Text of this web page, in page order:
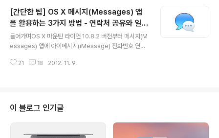
료하고 적용 방법을 정리해 블로그에 포스팅합니다. 작업
을 진행하면서 몇가지 시행 착오를 겪었는데 결과적으로
성공적으로 작업을 완료했습니다. 적용 방법을 소개해 드
리기 전에 몇가지 사전에 인지하고 계셔야 할 사항을 먼저
나열해 보겠습니다.1. 상업적인 판단에서건 아니면 기술적
인 문제 때문이건 애플은 2012 맥미니와 2012 아이맥만
[간단한 팁] OS X 메시지(Messages) 앱
을 활용하는 3가지 방법 - 연락처 공유와 일정
관리
들어가며OS X 마운틴 라이언 10.8.2 버전부터 메시지(M
essages) 앱에 아이메시지(iMessage) 전화번호 연동
앱의 활용성이 좋아진 것 같습니다. 아이폰으로 나누던 대
eamless한 라이프가 펼쳐지고 있는 것입니다!... 만 메시
지 순서가 뒤섞이는 버그도 같이 펼쳐지고 있습니다 :-) 애
플의 iCloud 서비스 사용자들만 아이메시지를 사용할 수
있기 때문에 범용성 면에서는 카카오톡에 밀리는 부분이
21 18 2012. 11. 9.
이 블로그 인기글